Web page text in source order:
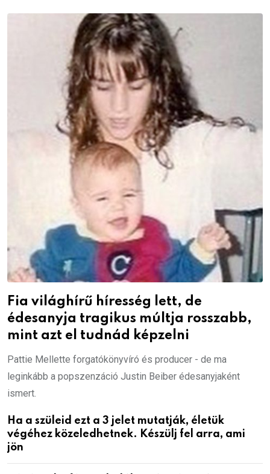
Fia világhírű híresség lett, de
édesanyja tragikus múltja rosszabb,
mint azt el tudnád képzelni
Pattie Mellette forgatókönyvíró és producer - de ma
leginkább a popszenzáció Justin Beiber édesanyjaként
ismert.
Ha a szüleid ezt a 3 jelet mutatják, életük
végéhez közeledhetnek. Készülj fel arra, ami
jön